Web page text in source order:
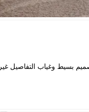
بسيط وغياب التفاصيل غير